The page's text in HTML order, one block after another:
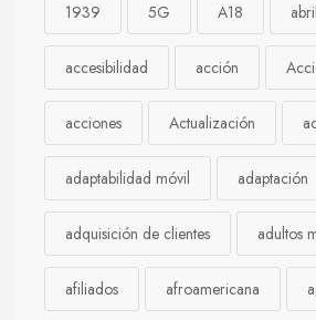
1939 5G A18 abril
accesibilidad acción
acciones Actualización
adaptabilidad móvil adaptación
adquisición de clientes adultos
afiliados afroamericana